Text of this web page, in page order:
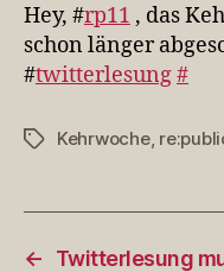
Hey, #rp11 , das
schon länger
#twitterlesung#
Schlagwörter
Kehrwoche,
←
Twitterlesung